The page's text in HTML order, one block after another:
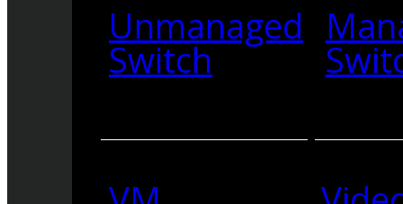
Unmanaged
Switch